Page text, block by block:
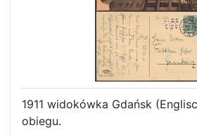
1911 widokówka Gdańsk
obiegu.